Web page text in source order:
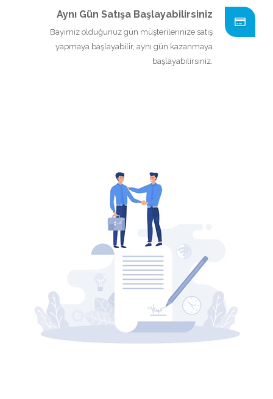
Aynı Gün Satışa Başlayabilirsiniz
Bayimiz olduğunuz gün müşterilerinize satış
yapmaya başlayabilir, aynı gün kazanmaya
başlayabilirsiniz.